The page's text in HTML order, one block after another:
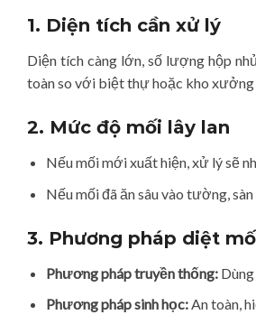
1. Diện tích cần xử lý
Diện tích càng lớn, số lượng hộp
toàn so với biệt thự hoặc kho xưởng
2. Mức độ mối lây lan
Nếu mối mới xuất hiện, xử lý sẽ
Nếu mối đã ăn sâu vào tường,
3. Phương pháp diệt
Phương pháp truyền thống:Dùng
Phương pháp sinh học:An toàn,